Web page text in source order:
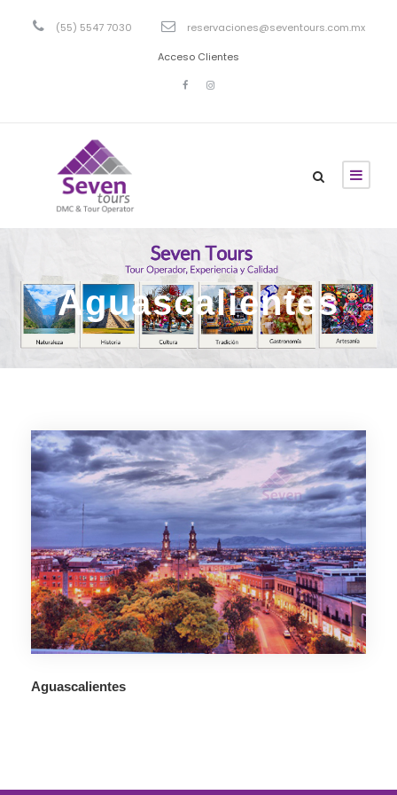
(55) 5547 7030 reservaciones@seventours.com.mx
Acceso Clientes
Aguascalientes
Aguascalientes